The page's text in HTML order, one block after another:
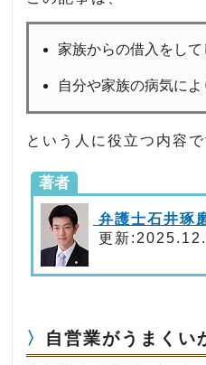
家族からの借入をして
自分や家族の病気に
という人に役立つ内容で
著者
弁護士石井琢
更新
自営業がうまくい